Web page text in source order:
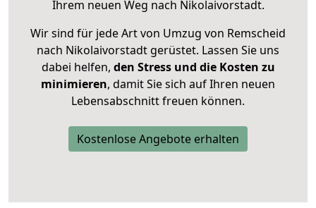
Ihrem neuen Weg nach Nikolaivorstadt.
Wir sind für jede Art von Umzug von Remscheid
nach Nikolaivorstadt gerüstet. Lassen Sie uns
dabei helfen, den Stress und die Kosten zu
minimieren, damit Sie sich auf Ihren neuen
Lebensabschnitt freuen können.
Kostenlose Angebote erhalten